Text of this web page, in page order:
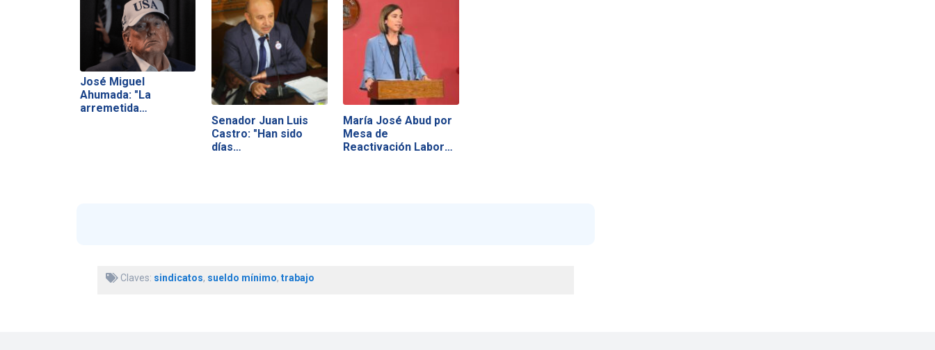
José Miguel
Ahumada: "La
arremetida
Senador Juan Luis
Castro: "Han sido
días…
María José Abud por
Mesa de
Reactivación Laboral:
Claves: sindicatos, sueldo mínimo, trabajo